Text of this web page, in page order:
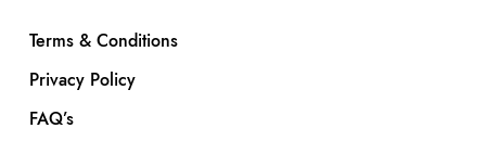
Terms & Conditions
Privacy Policy
FAQ’s